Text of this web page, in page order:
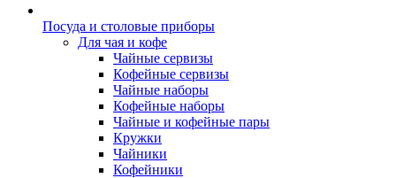
Посуда и столовые приборы
Для чая и кофе
Чайные сервизы
Кофейные сервизы
Чайные наборы
Кофейные наборы
Чайные и кофейные пары
Кружки
Чайники
Кофейники